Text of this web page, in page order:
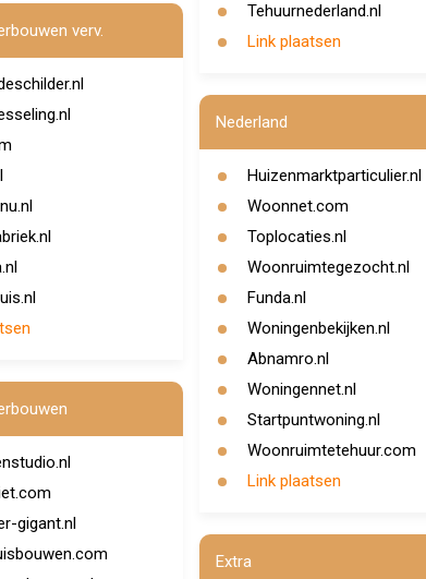
verv.
gigant.nl
Tehuurnederland.nl
Link plaatsen
Nederland
Huizenmarktparticulier.nl
Woonnet.com
Toplocaties.nl
Woonruimtegezocht.nl
Funda.nl
Woningenbekijken.nl
Abnamro.nl
Woningennet.nl
Startpuntwoning.nl
Woonruimtetehuur.com
Link plaatsen
Extra